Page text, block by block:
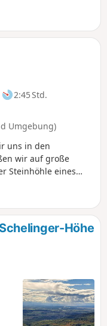
2:45 Std.
Umgebung)
uns in den
wir auf große
Steinhöhle eines
Familien.
Höhe